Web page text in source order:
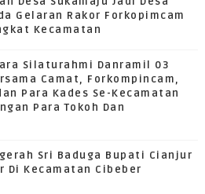
Gelaran Rakor Forkopimcam
Kecamatan
Silaturahmi Danramil 03
Camat, Forkompincam,
Para Kades Se-Kecamatan
Para Tokoh Dan
Sri Baduga Bupati Cianjur
Di Kecamatan Cibeber